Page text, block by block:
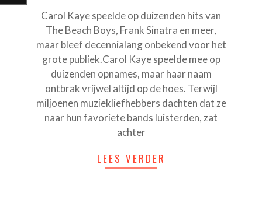
Carol Kaye speelde op duizenden hits van
The Beach Boys, Frank Sinatra en meer,
maar bleef decennialang onbekend voor het
grote publiek.Carol Kaye speelde mee op
duizenden opnames, maar haar naam
ontbrak vrijwel altijd op de hoes. Terwijl
miljoenen muziekliefhebbers dachten dat ze
naar hun favoriete bands luisterden, zat
achter
LEES VERDER